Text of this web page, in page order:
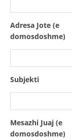
Adresa Jote (e
domosdoshme)
Subjekti
Mesazhi Juaj (e
domosdoshme)